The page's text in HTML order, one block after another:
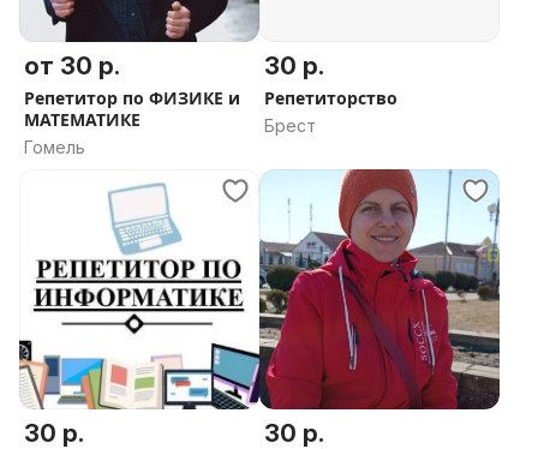
от 30 р.
Репетитор по ФИЗИКЕ и
МАТЕМАТИКЕ
Гомель
30 р.
Репетиторство
Брест
30 р. 30 р.